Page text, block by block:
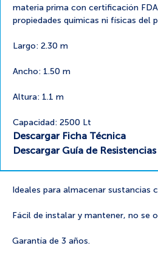
materia prima con certificación
propiedades químicas ni físicas del
Largo: 2.30 m
Ancho: 1.50 m
Altura: 1.1 m
Capacidad: 2500 Lt
Descargar Ficha Técnica
Descargar Guía de
Ideales para almacenar sustancias
Fácil de instalar y mantener, no se
Garantía de 3 años.